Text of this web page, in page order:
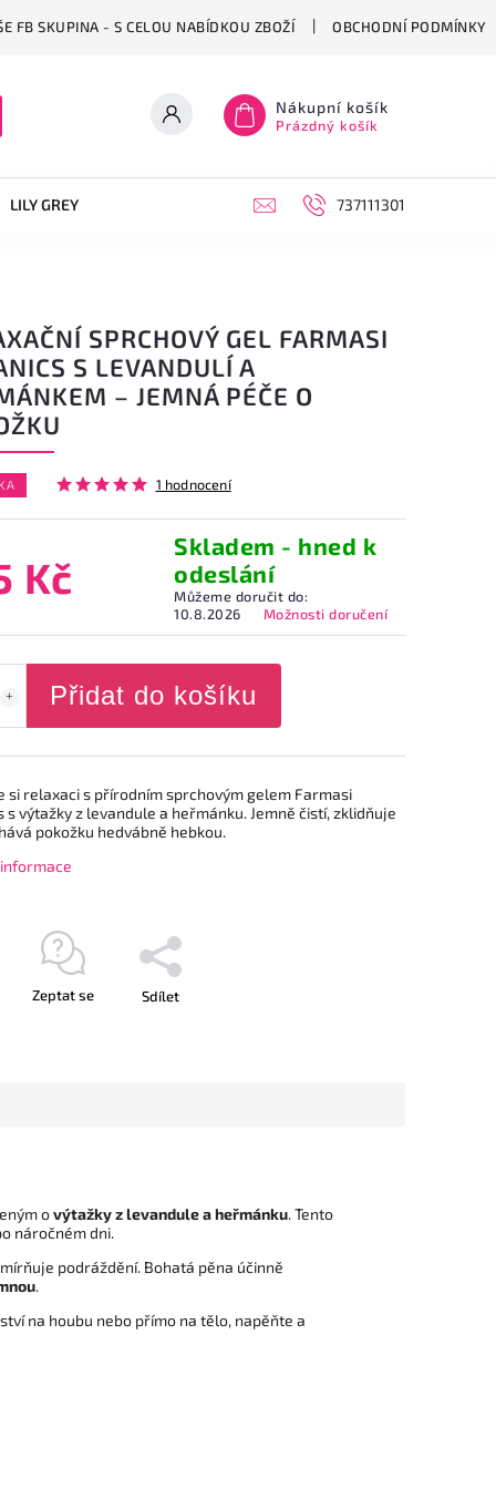
FB SKUPINA - S CELOU NABÍDKOU ZBOŽÍ OBCHODNÍ PODMÍNKY
Nákupní košík
Prázdný košík
LILY GREY PONOŽKY KABELKY, BATOHY A
737111301
SPRCHOVÝ GEL FARMASI
S LEVANDULÍ A
– JEMNÁ PÉČE O
1 hodnocení
Kč
Skladem - hned k
odeslání
Můžeme doručit do:
10.8.2026
Možnosti doručení
Přidat do košíku
si relaxaci s přírodním sprchovým gelem Farmasi
s výtažky z levandule a heřmánku. Jemně čistí, zklidňuje
pokožku hedvábně hebkou.
Zeptat se Sdílet
ovýtažky z levandule a heřmánku. Tento
náročném dni.
podráždění. Bohatá pěna účinně
.
na houbu nebo přímo na tělo, napěňte a